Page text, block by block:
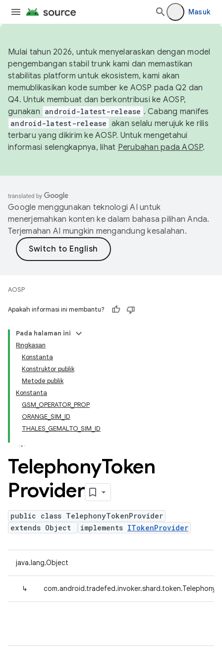
Masuk
Mulai tahun 2026, untuk menyelaraskan dengan model
pengembangan stabil trunk kami dan memastikan
stabilitas platform untuk ekosistem, kami akan
memublikasikan kode sumber ke AOSP pada Q2 dan
Q4. Untuk membuat dan berkontribusi ke AOSP,
gunakan android-latest-release . Cabang manifes
android-latest-release akan selalu merujuk ke rilis
terbaru yang dikirim ke AOSP. Untuk mengetahui
informasi selengkapnya, lihat Perubahan pada AOSP.
Google menggunakan teknologi AI untuk
menerjemahkan konten ke dalam bahasa pilihan Anda.
Terjemahan AI mungkin mengandung kesalahan.
AOSP
Apakah informasi ini membantu?
Pada halaman ini
Ringkasan
Konstanta
Konstruktor publik
Metode publik
Konstanta
GSM_OPERATOR_PROP
ORANGE_SIM_ID
THALES_GEMALTO_SIM_ID
TelephonyToken
Provider
public class TelephonyTokenProvider
extends Object
implements ITokenProvider
java.lang.Object
↳